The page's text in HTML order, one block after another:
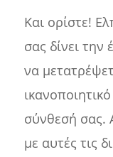
Και ορίστε!
σας δίνει την
να
σύνθεσή σας.
με αυτές τις